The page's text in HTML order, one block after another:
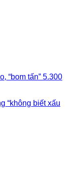
“bom tấn” 5.300
“không biết xấu